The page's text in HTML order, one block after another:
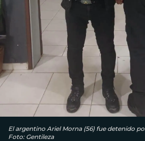
El argentino Ariel Morna (56) fue detenido
Foto: Gentileza